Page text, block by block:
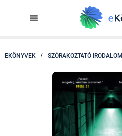
EKÖNYVEK / SZÓRAKOZTATÓ IRODALOM